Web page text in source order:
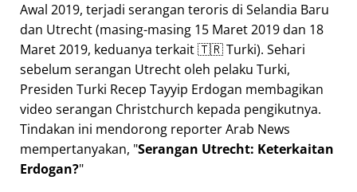
Awal 2019, terjadi serangan teroris di Selandia Baru
dan Utrecht (masing-masing 15 Maret 2019 dan 18
Maret 2019, keduanya terkait 🇹🇷 Turki). Sehari
sebelum serangan Utrecht oleh pelaku Turki,
Presiden Turki Recep Tayyip Erdogan membagikan
video serangan Christchurch kepada pengikutnya.
Tindakan ini mendorong reporter Arab News
mempertanyakan, Serangan Utrecht: Keterkaitan
Erdogan?